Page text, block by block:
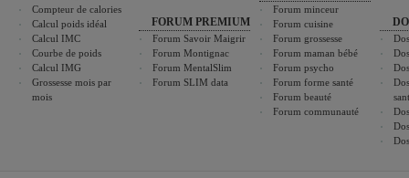
Compteur de calories
Calcul poids idéal
Calcul IMC
Courbe de poids
Calcul IMG
Grossesse mois par
mois
FORUM PREMIUM
Forum Savoir Maigrir
Forum Montignac
Forum MentalSlim
Forum SLIM data
Forum minceur
Forum cuisine
Forum grossesse
Forum maman bébé
Forum psycho
Forum forme santé
Forum beauté
Forum communauté